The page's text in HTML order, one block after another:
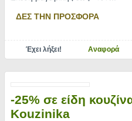
ΔΕΣ ΤΗΝ ΠΡΟΣΦΟΡΑ
Έχει λήξει! Αναφορά
-25% σε είδη
Kouzinika